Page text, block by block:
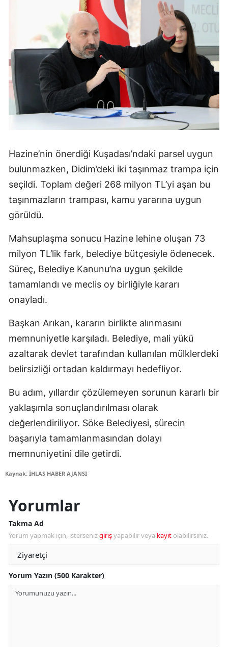
Hazine’nin önerdiği Kuşadası’ndaki parsel uygun
bulunmazken, Didim’deki iki taşınmaz trampa için
seçildi. Toplam değeri 268 milyon TL’yi aşan bu
taşınmazların trampası, kamu yararına uygun
görüldü.
Mahsuplaşma sonucu Hazine lehine oluşan 73
milyon TL’lik fark, belediye bütçesiyle ödenecek.
Süreç, Belediye Kanunu’na uygun şekilde
tamamlandı ve meclis oy birliğiyle kararı
onayladı.
Başkan Arıkan, kararın birlikte alınmasını
memnuniyetle karşıladı. Belediye, mali yükü
azaltarak devlet tarafından kullanılan mülklerdeki
belirsizliği ortadan kaldırmayı hedefliyor.
Bu adım, yıllardır çözülemeyen sorunun kararlı bir
yaklaşımla sonuçlandırılması olarak
değerlendiriliyor. Söke Belediyesi, sürecin
başarıyla tamamlanmasından dolayı
memnuniyetini dile getirdi.
Kaynak: İHLAS HABER AJANSI
Yorumlar
Takma Ad
Yorum yapmak için, istersenizgirişyapabilir veya kayıt olabilirsiniz.
Yorum Yazın (500 Karakter)